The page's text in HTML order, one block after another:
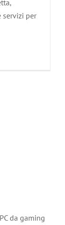
servizi per
da gaming